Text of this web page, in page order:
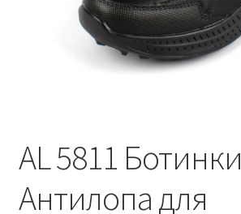
AL 5811 Ботинки
Антилопа для